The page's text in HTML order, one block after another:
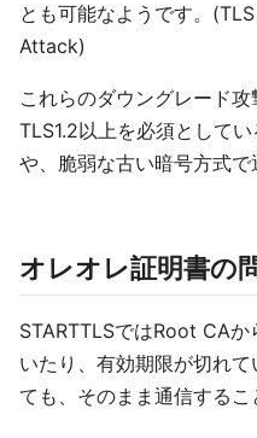
とも可能なようです。
Attack)
これらのダウングレード攻
TLS1.2以上を必須として
や、脆弱な古い暗号方式で
オレオレ証明書の
STARTTLSではRoot CA
いたり、有効期限が切れ
ても、そのまま通信するこ